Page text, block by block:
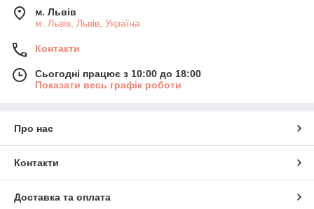
м. Львів
м. Львів, Львів, Україна
Контакти
Сьогодні працює з 10:00 до 18:00
Показати весь графік роботи
Про нас
Контакти
Доставка та оплата